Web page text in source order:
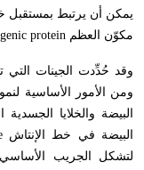
يمكن أن يرتبط بمستقبل
مكوّن العظم protein
وقد حُدِّدت الجينات التي
ومن الأمور الأساسية
البيضة والخلايا
البيضة في خط الإنتاش
لتشكل الجريب